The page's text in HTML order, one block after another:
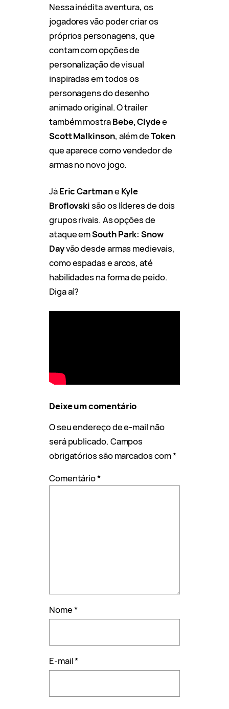
Nessa inédita aventura, os
jogadores vão poder criar os
próprios personagens, que
contam com opções de
personalização de visual
inspiradas em todos os
personagens do desenho
animado original. O trailer
também mostraBebe, Clydee
Scott Malkinson, além deToken
que aparece como vendedor de
armas no novo jogo.
JáEric CartmaneKyle
Broflovskisão os líderes de dois
grupos rivais. As opções de
ataque emSouth Park: Snow
Dayvão desde armas medievais,
como espadas e arcos, até
habilidades na forma de peido.
Diga aí?
Deixe um comentário
O seu endereço de e-mail não
será publicado. Campos
obrigatórios são marcados com*
Comentário*
Nome*
E-mail*